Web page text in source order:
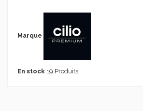
Marque
En stock 19 Produits